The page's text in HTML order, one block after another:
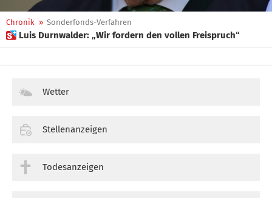
Chronik » Sonderfonds-Verfahren
 Luis Durnwalder: „Wir fordern den vollen Freispruch“
Wetter
Stellenanzeigen
Todesanzeigen